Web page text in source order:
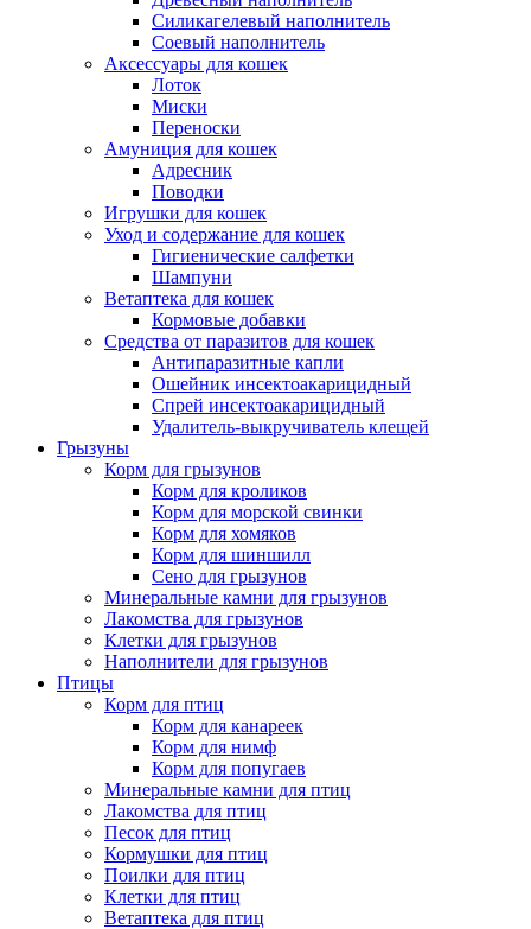
Силикагелевый наполнитель
Соевый наполнитель
Аксессуары для кошек
Лоток
Миски
Переноски
Амуниция для кошек
Адресник
Поводки
Игрушки для кошек
Уход и содержание для кошек
Гигиенические салфетки
Шампуни
Ветаптека для кошек
Кормовые добавки
Средства от паразитов для кошек
Антипаразитные капли
Ошейник инсектоакарицидный
Спрей инсектоакарицидный
Удалитель-выкручиватель клещей
Грызуны
Корм для грызунов
Корм для кроликов
Корм для морской свинки
Корм для хомяков
Корм для шиншилл
Сено для грызунов
Минеральные камни для грызунов
Лакомства для грызунов
Клетки для грызунов
Наполнители для грызунов
Птицы
Корм для птиц
Корм для канареек
Корм для нимф
Корм для попугаев
Минеральные камни для птиц
Лакомства для птиц
Песок для птиц
Кормушки для птиц
Поилки для птиц
Клетки для птиц
Ветаптека для птиц